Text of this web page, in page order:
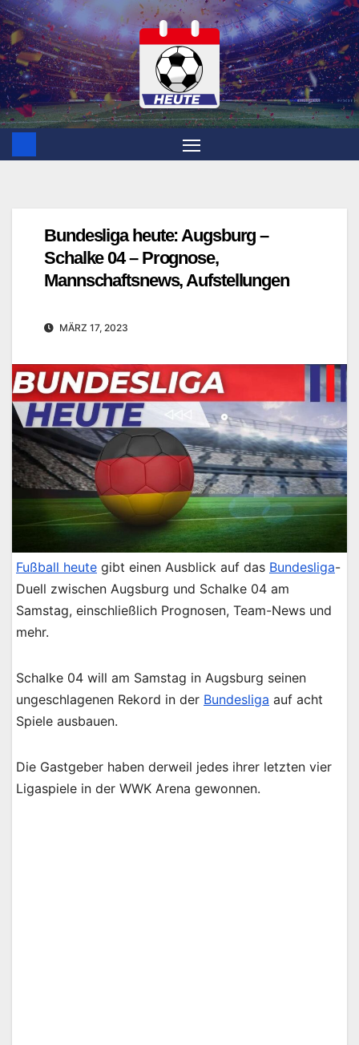
Zum
Inhalt
springen
Bundesliga heute: Augsburg –
Schalke 04 – Prognose,
Mannschaftsnews, Aufstellungen
MÄRZ 17, 2023
Fußball heute gibt einen Ausblick auf das Bundesliga-
Duell zwischen Augsburg und Schalke 04 am
Samstag, einschließlich Prognosen, Team-News und
mehr.
Schalke 04 will am Samstag in Augsburg seinen
ungeschlagenen Rekord in der Bundesliga auf acht
Spiele ausbauen.
Die Gastgeber haben derweil jedes ihrer letzten vier
Ligaspiele in der WWK Arena gewonnen.